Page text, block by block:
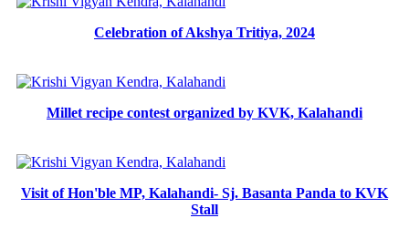
Celebration of Akshya Tritiya, 2024
Millet recipe contest organized by KVK, Kalahandi
Visit of Hon'ble MP, Kalahandi- Sj. Basanta Panda to KVK
Stall